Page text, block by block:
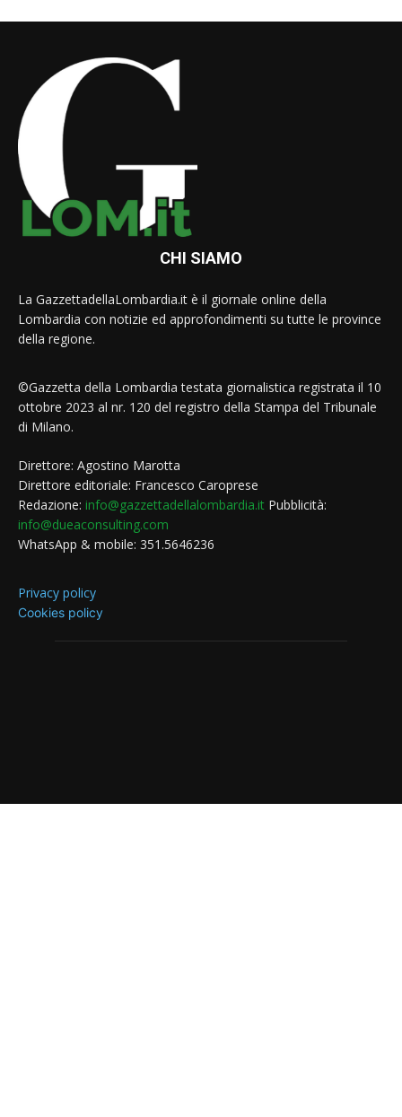
CHI SIAMO
La GazzettadellaLombardia.it è il giornale online della
Lombardia con notizie ed approfondimenti su tutte le province
della regione.
©Gazzetta della Lombardia testata giornalistica registrata il 10
ottobre 2023 al nr. 120 del registro della Stampa del Tribunale
di Milano.
Direttore: Agostino Marotta
Direttore editoriale: Francesco Caroprese
Redazione: info@gazzettadellalombardia.it Pubblicità:
info@dueaconsulting.com
WhatsApp & mobile: 351.5646236
Privacy policy
Cookies policy